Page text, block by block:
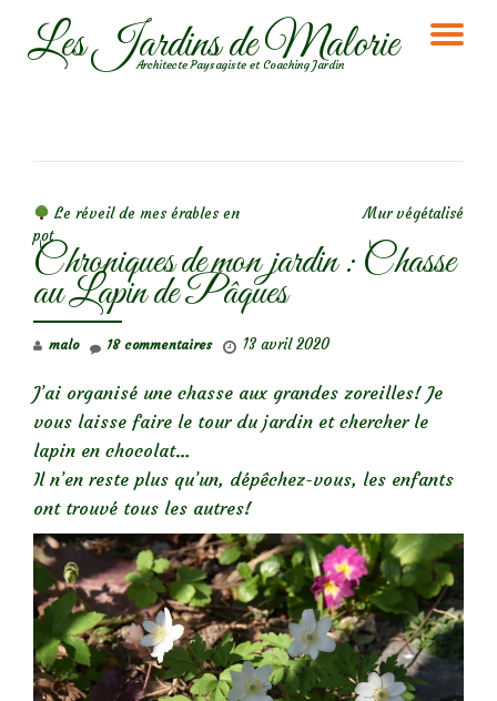
AllerLes Jardins de Malorie
Architecte Paysagiste et Coaching Jardin
Le réveil de mes érables en
pot
Mur végétalisé
Chroniques de mon jardin : Chasse
au Lapin de Pâques
malo 13 avril 2020
18 commentaires
J’ai organisé une chasse aux grandes zoreilles! Je
vous laisse faire le tour du jardin et chercher le
lapin en chocolat…
Il n’en reste plus qu’un, dépêchez-vous, les enfants
ont trouvé tous les autres!